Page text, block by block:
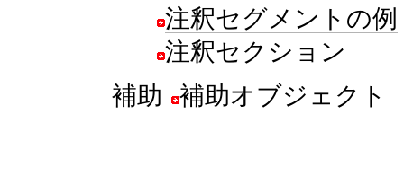
注釈セグメントの例
注釈セクション
補助
補助オブジェクト